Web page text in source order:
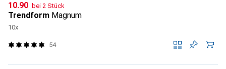
CHF
10.90 bei 2 Stück
Trendform Magnum
10x
54